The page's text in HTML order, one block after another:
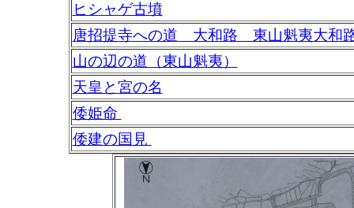
ヒシャゲ古墳
唐招提寺への道 大和路 東山魁夷大和
山の辺の道（東山魁夷）
天皇と宮の名
倭姫命
倭建の国見